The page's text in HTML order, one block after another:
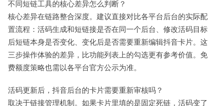
不同短链工具的核心差异怎么判断？
核心差异在链路整合深度。建议直接对比各平台后台的实际配
置流程：活码生成和短链接是否在同一个后台、修改活码目标
后短链本身是否变化、变化后是否需要重新编辑抖音卡片。这
三步操作体验的差异，比功能列表上的勾选更有参考价值。免
费额度策略也需以各平台官方公示为准。
活码更新后，抖音后台的卡片需要重新审核吗？
取决于链接管理机制。如果卡片里填的是固定死链，活码变了